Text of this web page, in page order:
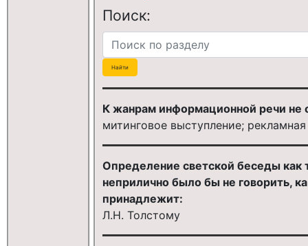
Поиск:
К жанрам информационной речи не
митинговое выступление;
Определение светской беседы как
неприлично было бы не говорить,
принадлежит:
Л.Н. Толстому